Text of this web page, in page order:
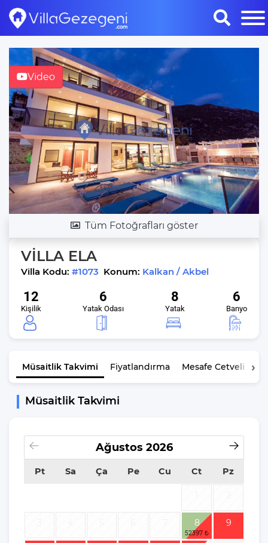
Video
Tüm Fotoğrafları göster
VİLLA ELA
Villa Kodu: #1073 Konum: Kalkan / Akbel
12
Kişilik
6
Yatak Odası
8
Yatak
6
Banyo
Müsaitlik Takvimi Fiyatlandırma Mesafe Cetveli
Müsaitlik Takvimi
Ağustos 2026
Pt Sa Ça Pe Cu Ct Pz
8 9